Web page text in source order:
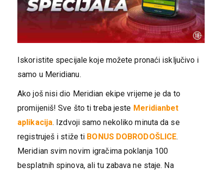
Iskoristite specijale koje možete pronaći isključivo i
samo u Meridianu.
Ako još nisi dio Meridian ekipe vrijeme je da to
promijeniš! Sve što ti treba jeste Meridianbet
aplikacija. Izdvoji samo nekoliko minuta da se
registruješ i stiže ti BONUS DOBRODOŠLICE.
Meridian svim novim igračima poklanja 100
besplatnih spinova, ali tu zabava ne staje. Na